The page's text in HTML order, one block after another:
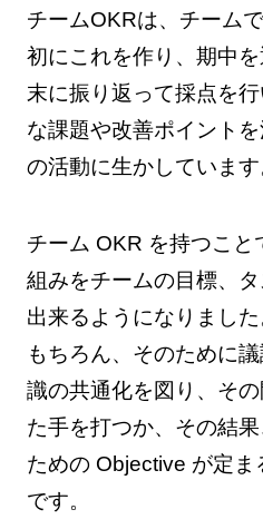
チームOKRは、チーム
初にこれを作り、期中
末に振り返って採点を
な課題や改善ポイント
の活動に生かしています
チーム OKR を持つこと
組みをチームの目標、
出来るようになりました
もちろん、そのために
識の共通化を図り、そ
た手を打つか、その結
ための Objective が定
です。